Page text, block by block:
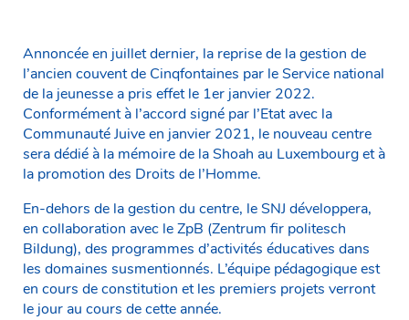
Annoncée en juillet dernier, la reprise de la gestion de
l’ancien couvent de Cinqfontaines par le Service national
de la jeunesse a pris effet le 1er janvier 2022.
Conformément à l’accord signé par l’Etat avec la
Communauté Juive en janvier 2021, le nouveau centre
sera dédié à la mémoire de la Shoah au Luxembourg et à
la promotion des Droits de l’Homme.
En-dehors de la gestion du centre, le SNJ développera,
en collaboration avec le ZpB (Zentrum fir politesch
Bildung), des programmes d’activités éducatives dans
les domaines susmentionnés. L’équipe pédagogique est
en cours de constitution et les premiers projets verront
le jour au cours de cette année.